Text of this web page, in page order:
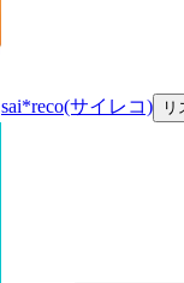
sai*reco(サイレコ) リ